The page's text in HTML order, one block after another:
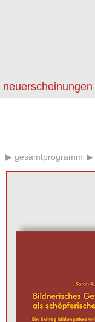
neuerscheinungen
gesamtprogramm